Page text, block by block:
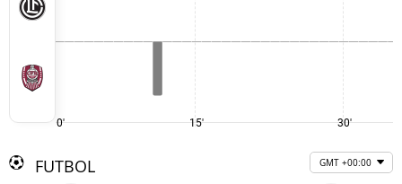
0' 15' 30'
FUTBOL GMT +00:00